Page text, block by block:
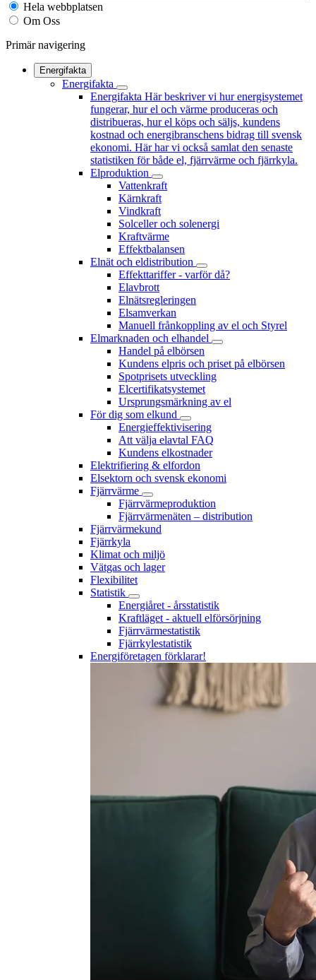
Hela webbplatsen
Om Oss
Primär navigering
Energifakta
Energifakta
Energifakta Här beskriver vi hur energisystemet
fungerar, hur el och värme produceras och
distribueras, hur el köps och säljs, kundens
kostnad och energibranschens bidrag till svensk
ekonomi. Här har vi också samlat den senaste
statistiken för både el, fjärrvärme och fjärrkyla.
Elproduktion
Vattenkraft
Kärnkraft
Vindkraft
Solceller och solenergi
Kraftvärme
Effektbalansen
Elnät och eldistribution
Effekttariffer - varför då?
Elavbrott
Elnätsregleringen
Elsamverkan
Manuell frånkoppling av el och Styrel
Elmarknaden och elhandel
Handel på elbörsen
Kundens elpris och priset på elbörsen
Spotprisets utveckling
Elcertifikatsystemet
Ursprungsmärkning av el
För dig som elkund
Energieffektivisering
Att välja elavtal FAQ
Kundens elkostnader
Elektrifiering & elfordon
Elsektorn och svensk ekonomi
Fjärrvärme
Fjärrvärmeproduktion
Fjärrvärmenäten – distribution
Fjärrvärmekund
Fjärrkyla
Klimat och miljö
Vätgas och lager
Flexibilitet
Statistik
Energiåret - årsstatistik
Kraftläget - aktuell elförsörjning
Fjärrvärmestatistik
Fjärrkylestatistik
Energiföretagen förklarar!